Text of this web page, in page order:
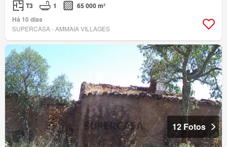
T3 1
65 000 m²
Há 10 dias
SUPERCASA - AMMAIA VILLAGES
12 Fotos